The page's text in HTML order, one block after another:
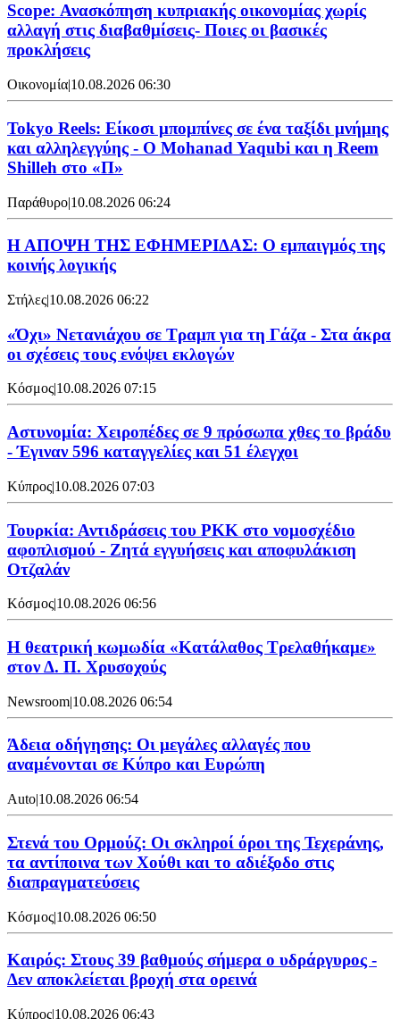
Scope: Ανασκόπηση κυπριακής οικονομίας χωρίς
αλλαγή στις διαβαθμίσεις- Ποιες οι βασικές
προκλήσεις
Οικονομία|10.08.2026 06:30
Tokyo Reels: Είκοσι μπομπίνες σε ένα ταξίδι μνήμης
και αλληλεγγύης - Ο Mohanad Yaqubi και η Reem
Shilleh στο «Π»
Παράθυρο|10.08.2026 06:24
Η ΑΠΟΨΗ ΤΗΣ ΕΦΗΜΕΡΙΔΑΣ: Ο εμπαιγμός της
κοινής λογικής
Στήλες|10.08.2026 06:22
«Όχι» Νετανιάχου σε Τραμπ για τη Γάζα - Στα άκρα
οι σχέσεις τους ενόψει εκλογών
Κόσμος|10.08.2026 07:15
Αστυνομία: Χειροπέδες σε 9 πρόσωπα χθες το βράδυ
- Έγιναν 596 καταγγελίες και 51 έλεγχοι
Κύπρος|10.08.2026 07:03
Τουρκία: Αντιδράσεις του PKK στο νομοσχέδιο
αφοπλισμού - Ζητά εγγυήσεις και αποφυλάκιση
Οτζαλάν
Κόσμος|10.08.2026 06:56
Η θεατρική κωμωδία «Κατάλαθος Τρελαθήκαμε»
στον Δ. Π. Χρυσοχούς
Newsroom|10.08.2026 06:54
Άδεια οδήγησης: Οι μεγάλες αλλαγές που
αναμένονται σε Κύπρο και Ευρώπη
Auto|10.08.2026 06:54
Στενά του Ορμούζ: Οι σκληροί όροι της Τεχεράνης,
τα αντίποινα των Χούθι και το αδιέξοδο στις
διαπραγματεύσεις
Κόσμος|10.08.2026 06:50
Καιρός: Στους 39 βαθμούς σήμερα ο υδράργυρος -
Δεν αποκλείεται βροχή στα ορεινά
Κύπρος|10.08.2026 06:43